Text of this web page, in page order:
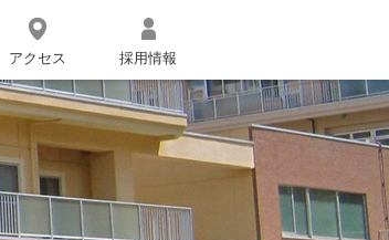
アクセス 採用情報